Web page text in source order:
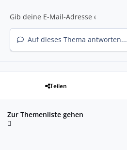
Auf dieses Thema antworten...
Teilen
Zur Themenliste gehen